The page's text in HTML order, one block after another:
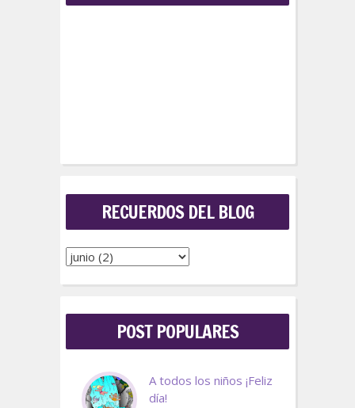
RECUERDOS DEL BLOG
POST POPULARES
A todos los niños ¡Feliz
día!